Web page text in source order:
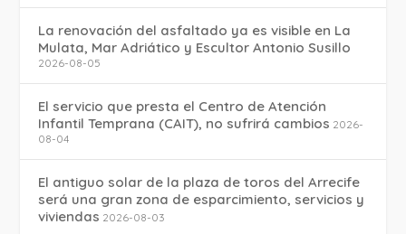
La renovación del asfaltado ya es visible en La
Mulata, Mar Adriático y Escultor Antonio Susillo
2026-08-05
El servicio que presta el Centro de Atención
Infantil Temprana (CAIT), no sufrirá cambios 2026-
08-04
El antiguo solar de la plaza de toros del Arrecife
será una gran zona de esparcimiento, servicios y
viviendas 2026-08-03